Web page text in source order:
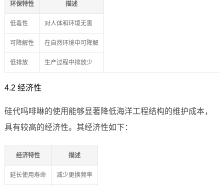
环保特性 描述
低毒性 对人体和环境无害
可降解性 在自然环境中可降解
低排放 生产过程中排放少
4.2 经济性
硅代吗啡啉的使用能够显著降低海洋工程结构的维护成本，
具有较高的经济性。其经济性如下：
经济特性 描述
延长使用寿命 减少更换频率